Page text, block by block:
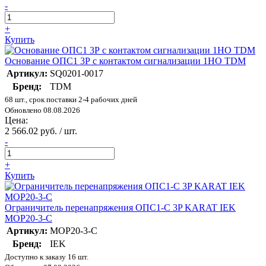
-
+
Купить
Основание ОПС1 3Р с контактом сигнализации 1НО TDM
Артикул: SQ0201-0017
Бренд:
TDM
68 шт., срок поставки 2-4 рабочих дней
Обновлено 08.08.2026
Цена:
2 566.02 руб. / шт.
-
+
Купить
Ограничитель перенапряжения ОПС1-C 3P KARAT IEK
MOP20-3-C
Артикул: MOP20-3-C
Бренд:
IEK
Доступно к заказу 16 шт.